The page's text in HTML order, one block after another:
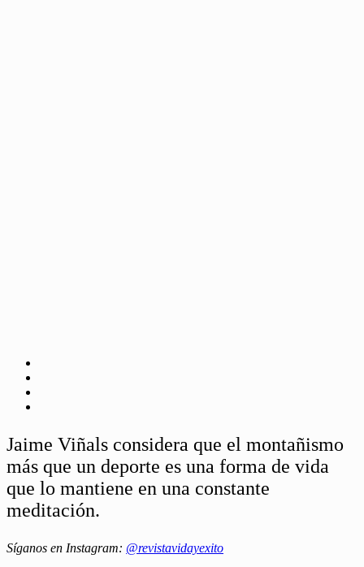
Jaime Viñals considera que el montañismo
más que un deporte es una forma de vida
que lo mantiene en una constante
meditación.
Síganos en Instagram: @revistavidayexito